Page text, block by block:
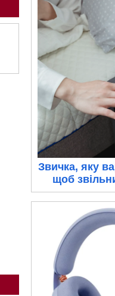
Звичка, яку
щоб